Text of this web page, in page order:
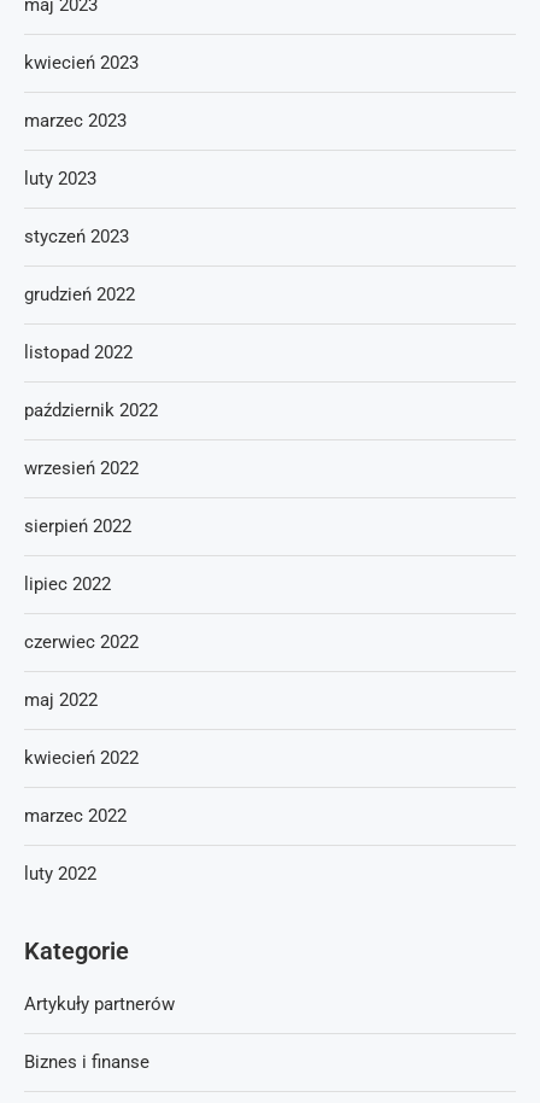
maj 2023
kwiecień 2023
marzec 2023
luty 2023
styczeń 2023
grudzień 2022
listopad 2022
październik 2022
wrzesień 2022
sierpień 2022
lipiec 2022
czerwiec 2022
maj 2022
kwiecień 2022
marzec 2022
luty 2022
Kategorie
Artykuły partnerów
Biznes i finanse